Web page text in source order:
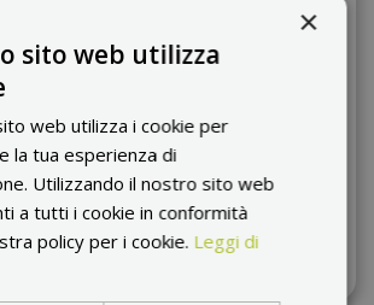
per estremità del manubrio –
di sicurezza con indicatore di
direzione
su richiesta
×
sito web utilizza
web utilizza i cookie per
la tua esperienza di
Utilizzando il nostro sito web
a tutti i cookie in conformità
policy per i cookie. Leggi di